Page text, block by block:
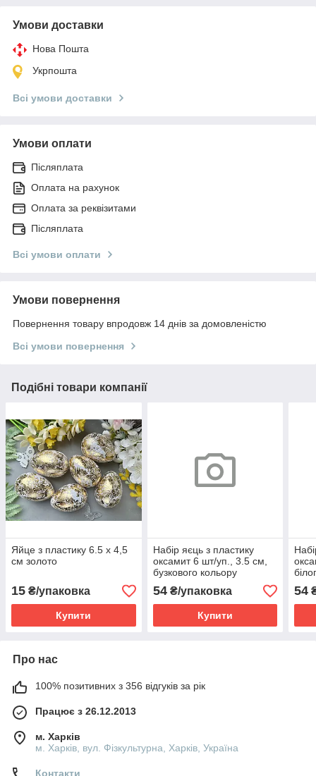
Умови доставки
Нова Пошта
Укрпошта
Всі умови доставки
Умови оплати
Післяплата
Оплата на рахунок
Оплата за реквізитами
Післяплата
Всі умови оплати
Умови повернення
Повернення товару впродовж 14 днів за домовленістю
Всі умови повернення
Подібні товари компанії
Яйце з пластику 6.5 х 4,5
см золото
15 ₴/упаковка
Купити
Набір яєць з пластику
оксамит 6 шт/уп., 3.5 см,
бузкового кольору
54₴/упаковка
Купити
54
Про нас
100% позитивних з 356 відгуків за рік
Працює з 26.12.2013
м. Харків
м. Харків, вул. Фізкультурна, Харків, Україна
Контакти